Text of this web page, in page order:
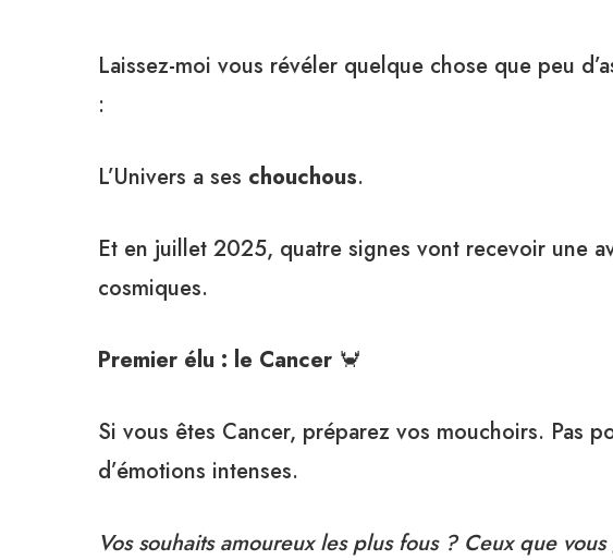
Laissez-moi vous révéler quelque chose que peu
:
L’Univers a ses chouchous.
Et en juillet 2025, quatre signes vont recevoir une
cosmiques.
Premier élu : le Cancer 🦀
Si vous êtes Cancer, préparez vos mouchoirs. Pas
d’émotions intenses.
Vos souhaits amoureux les plus fous ? Ceux que